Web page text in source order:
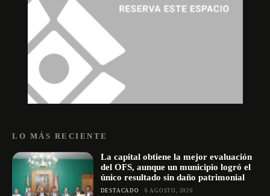
LO MÁS RECIENTE
La capital obtiene la mejor evaluación
del OFS, aunque un municipio logró el
único resultado sin daño patrimonial
DESTACADO 6 AGOSTO, 2026